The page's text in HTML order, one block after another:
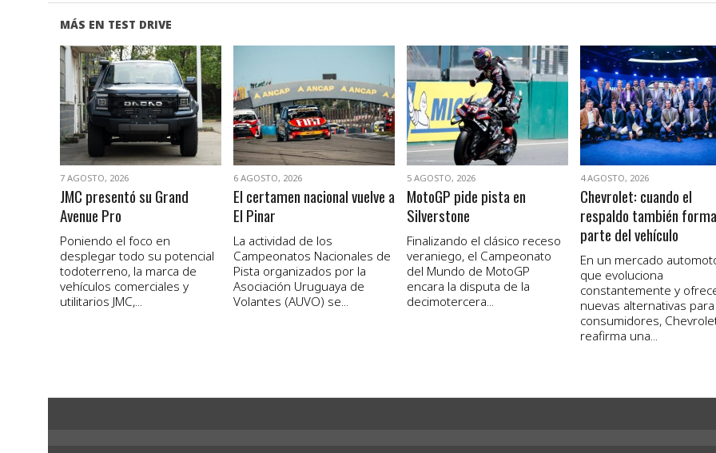
MÁS EN TEST DRIVE
VER NOTA
7 AGOSTO, 2026
JMC presentó su Grand
Avenue Pro
Poniendo el foco en
desplegar todo su potencial
todoterreno, la marca de
vehículos comerciales y
utilitarios JMC,...
VER NOTA
6 AGOSTO, 2026
El certamen nacional vuelve a
El Pinar
La actividad de los
Campeonatos Nacionales de
Pista organizados por la
Asociación Uruguaya de
Volantes (AUVO) se...
VER NOTA
5 AGOSTO, 2026
MotoGP pide pista en
Silverstone
Finalizando el clásico receso
veraniego, el Campeonato
del Mundo de MotoGP
encara la disputa de la
decimotercera...
VER NOTA
4 AGOSTO, 2026
Chevrolet: cuando el
respaldo también forma
parte del vehículo
En un mercado
que evoluciona
constantemente y
nuevas alternativas
consumidores,
reafirma una...